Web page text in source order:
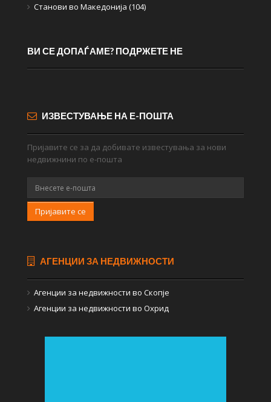
Станови во Македонија (104)
ВИ СЕ ДОПАЃАМЕ? ПОДРЖЕТЕ НЕ
ИЗВЕСТУВАЊЕ НА Е-ПОШТА
Пријавите се за да добивате известувања за нови
недвижнини по е-пошта
Пријавите се
АГЕНЦИИ ЗА НЕДВИЖНОСТИ
Агенции за недвижности во Скопје
Агенции за недвижности во Охрид